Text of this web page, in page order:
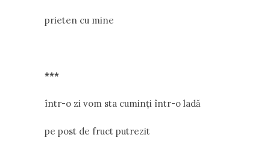
prieten cu mine
***
într-o zi vom sta cuminți într-o ladă
pe post de fruct putrezit